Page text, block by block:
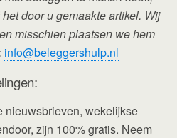
door u gemaakte artikel. Wij
misschien plaatsen we hem
info@beleggershulp.nl
nieuwsbrieven, wekelijkse
zijn 100% gratis. Neem